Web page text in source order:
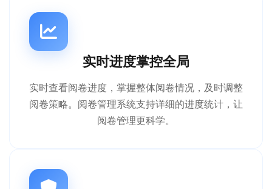
实时进度掌控全局
实时查看阅卷进度，掌握整体阅卷情况，及时调整
阅卷策略。阅卷管理系统支持详细的进度统计，让
阅卷管理更科学。